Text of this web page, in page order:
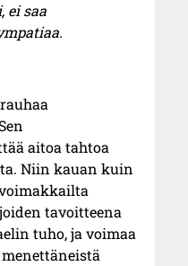
ei saa
aitoa tahtoa
Niin kauan kuin
tavoitteena
tuho, ja voimaa